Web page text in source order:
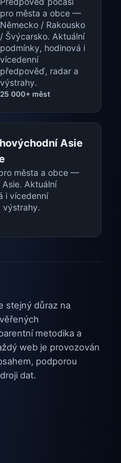
pro města a obce —
Německo / Rakousko
/ Švýcarsko. Aktuální
podmínky, hodinová i
vícedenní
předpověď, radar a
výstrahy.
25 000+ měst
Asie
města a obce —
Aktuální
i vícedenní
výstrahy.
stejný důraz na
metodika a
web je provozován
podporou
dat.